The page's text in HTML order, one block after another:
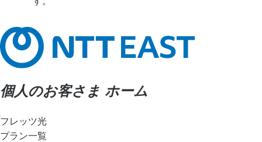
個人のお客さま ホーム
フレッツ光
プラン一覧